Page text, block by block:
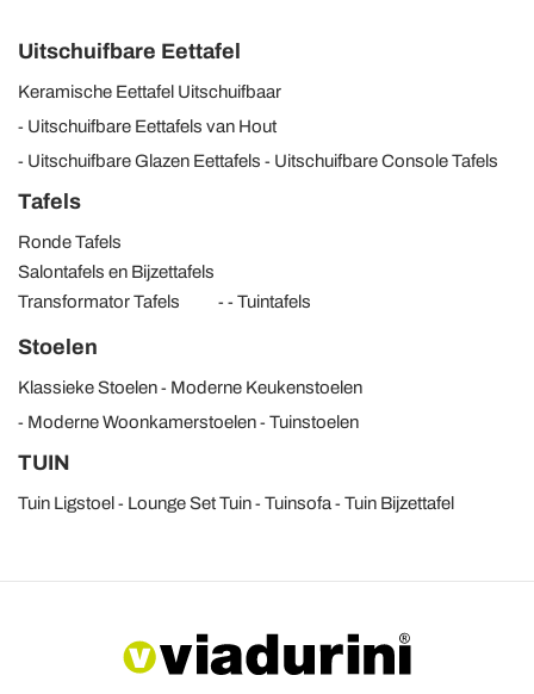
Uitschuifbare Eettafel
Keramische Eettafel Uitschuifbaar
Uitschuifbare Eettafels van Hout
Uitschuifbare Glazen Eettafels
Uitschuifbare Console Tafels
Tafels
Ronde Tafels
Salontafels en Bijzettafels
Transformator Tafels
Tuintafels
Stoelen
Klassieke Stoelen
Moderne Keukenstoelen
Moderne Woonkamerstoelen
Tuinstoelen
TUIN
Tuin Ligstoel Lounge Set Tuin Tuinsofa Tuin Bijzettafel